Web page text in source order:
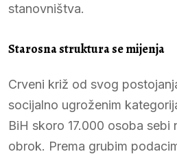
stanovništva.
Starosna struktura se mijenja
Crveni križ od svog
socijalno ugroženim
BiH skoro 17.000 osoba sebi
obrok. Prema grubim